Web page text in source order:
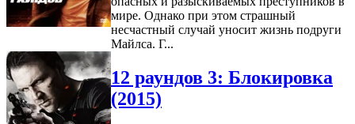
мире. Однако при этом страшный
несчастный случай уносит жизнь подруги
Майлса. Г...
12 раундов 3: Блокировка
(2015)